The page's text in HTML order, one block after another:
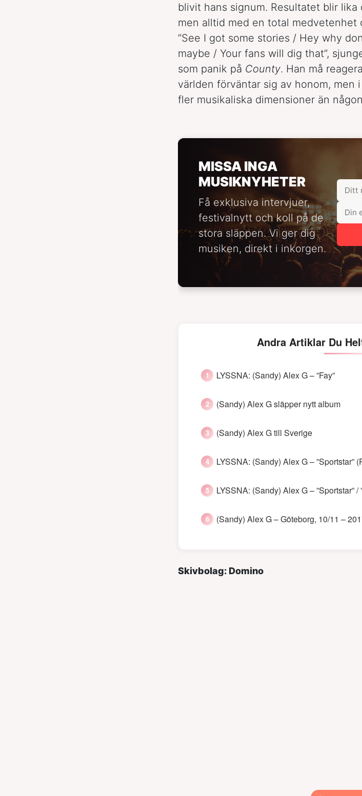
blivit hans signum. Resultatet blir lika
men alltid med en total medvetenhet
”See I got some stories / Hey why
maybe / Your fans will dig that”,
som panik på County. Han må
världen förväntar sig av honom, men
fler musikaliska dimensioner än
MISSA INGA
MUSIKNYHETER
Få exklusiva intervjuer,
festivalnytt och koll på de
stora släppen. Vi ger dig
musiken, direkt i inkorgen.
Andra Artiklar Du
LYSSNA: (Sandy) Alex G – ”Fay”
(Sandy) Alex G släpper nytt album
(Sandy) Alex G till Sverige
LYSSNA: (Sandy) Alex G – ”Sportstar”
LYSSNA: (Sandy) Alex G – ”Sportstar” /
(Sandy) Alex G – Göteborg, 10/11 –
Skivbolag: Domino